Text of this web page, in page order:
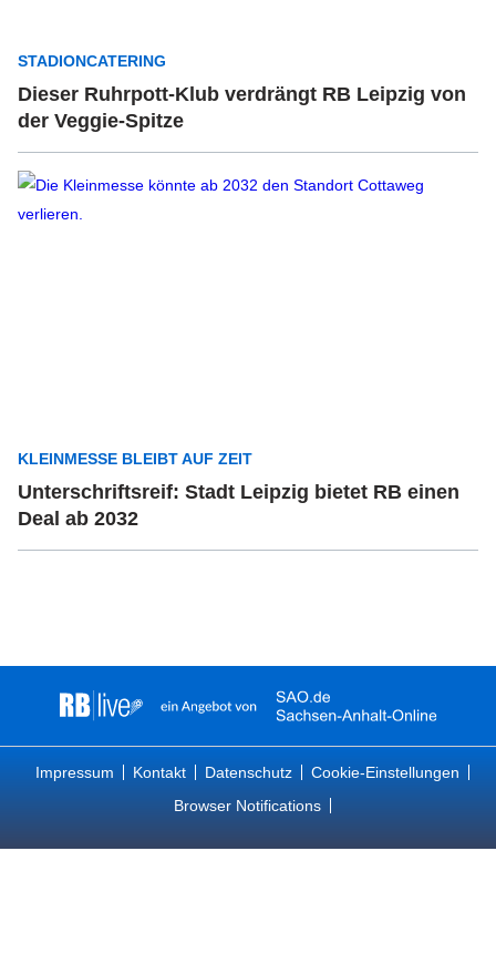
STADIONCATERING
Dieser Ruhrpott-Klub verdrängt RB Leipzig von
der Veggie-Spitze
KLEINMESSE BLEIBT AUF ZEIT
Unterschriftsreif: Stadt Leipzig bietet RB einen
Deal ab 2032
Impressum Kontakt Datenschutz
Cookie-Einstellungen
Browser Notifications